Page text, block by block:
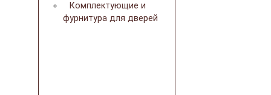
Комплектующие и
фурнитура для дверей